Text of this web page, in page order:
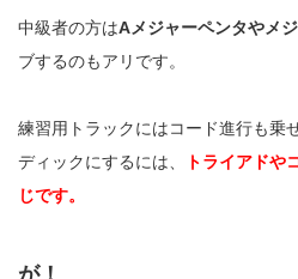
中級者の方はAメジャーペンタやメ
ブするのもアリです。
練習用トラックにはコード進行も乗
ディックにするには、
トライアドや
じです。